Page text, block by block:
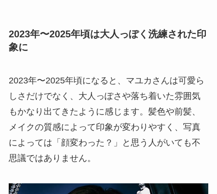
2023年〜2025年頃は大人っぽく洗練された印
象に
2023年〜2025年頃になると、マユカさんは可愛ら
しさだけでなく、大人っぽさや落ち着いた雰囲気
もかなり出てきたように感じます。髪色や前髪、
メイクの質感によって印象が変わりやすく、写真
によっては「顔変わった？」と思う人がいても不
思議ではありません。